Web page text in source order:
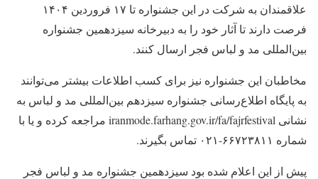
علاقمندان به شرکت در این جشنواره تا ۱۷ فروردین ۱۴۰۴
فرصت دارند تا آثار خود را به دبیرخانه سیزدهمین جشنواره
بین‌المللی مد و لباس فجر ارسال کنند.
مخاطبان این جشنواره نیز برای کسب اطلاعات بیشتر می‌توانند
به پایگاه اطلاع‌رسانی جشنواره سیزدهم بین‌المللی مد و لباس به
نشانی iranmode.farhang.gov.ir/fa/fajrfestival مراجعه کرده و یا با
شماره ۶۶۷۲۳۸۱۱-۰۲۱ تماس بگیرند.
پیش از این اعلام شده بود سیزدهمین جشنواره مد و لباس فجر